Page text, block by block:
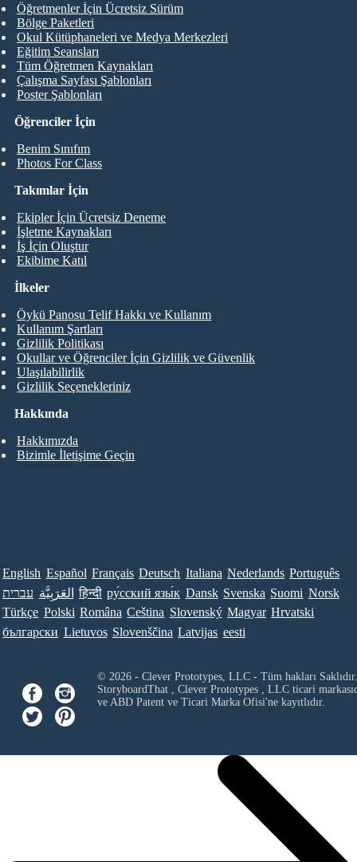
Öğrenciler İçin
Benim Sınıfım
Photos For Class
Öğretmenler İçin Ücretsiz Sürüm
Bölge Paketleri
Okul Kütüphaneleri ve Medya Merkezleri
Eğitim Seansları
Tüm Öğretmen Kaynakları
Çalışma Sayfası Şablonları
Poster Şablonları
Takımlar İçin
Ekipler İçin Ücretsiz Deneme
İşletme Kaynakları
İş İçin Oluştur
Ekibime Katıl
Hakkında
Hakkımızda
Bizimle İletişime Geçin
İlkeler
Öykü Panosu Telif Hakkı ve Kullanım
Kullanım Şartları
Gizlilik Politikası
Okullar ve Öğrenciler İçin Gizlilik ve Güvenlik
Ulaşılabilirlik
Gizlilik Seçenekleriniz
English Español Français Deutsch Italiana Nederlands Português
עברית العَرَبِيَّة हिन्दी ру́сский язы́к Dansk Svenska Suomi Norsk
Türkçe Polski Româna Ceština Slovenský Magyar Hrvatski
български Lietuvos Slovenščina Latvijas eesti
© 2026 - Clever Prototypes, LLC - Tüm hakları Saklıdır.
StoryboardThat , Clever Prototypes , LLCticari
ve ABD Patent ve Ticari Marka Ofisi'ne kayıtlıdır.